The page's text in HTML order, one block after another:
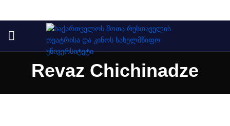
Revaz Chichinadze